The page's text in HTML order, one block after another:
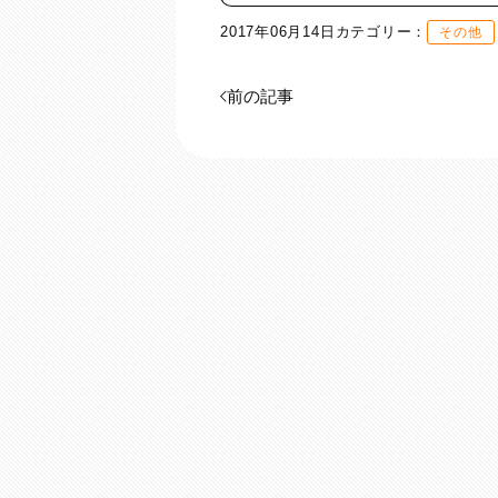
2017年06月14日 カテゴリー： その他
前の記事